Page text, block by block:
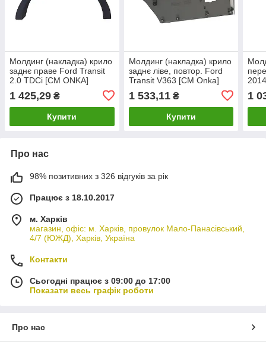
Молдинг (накладка) крило
заднє праве Ford Transit
2.0 TDCi [CM ONKA]
1 425,29 ₴
Купити
Молдинг (накладка) крило
заднє ліве, повтор. Ford
Transit V363 [CM Onka]
1 533,11₴
Купити
1
Про нас
98% позитивних з 326 відгуків за рік
Працює з 18.10.2017
м. Харків
магазин, офіс: м. Харків, провулок Мало-Панасівський,
4/7 (ЮЖД), Харків, Україна
Контакти
Сьогодні працює з 09:00 до 17:00
Показати весь графік роботи
Про нас